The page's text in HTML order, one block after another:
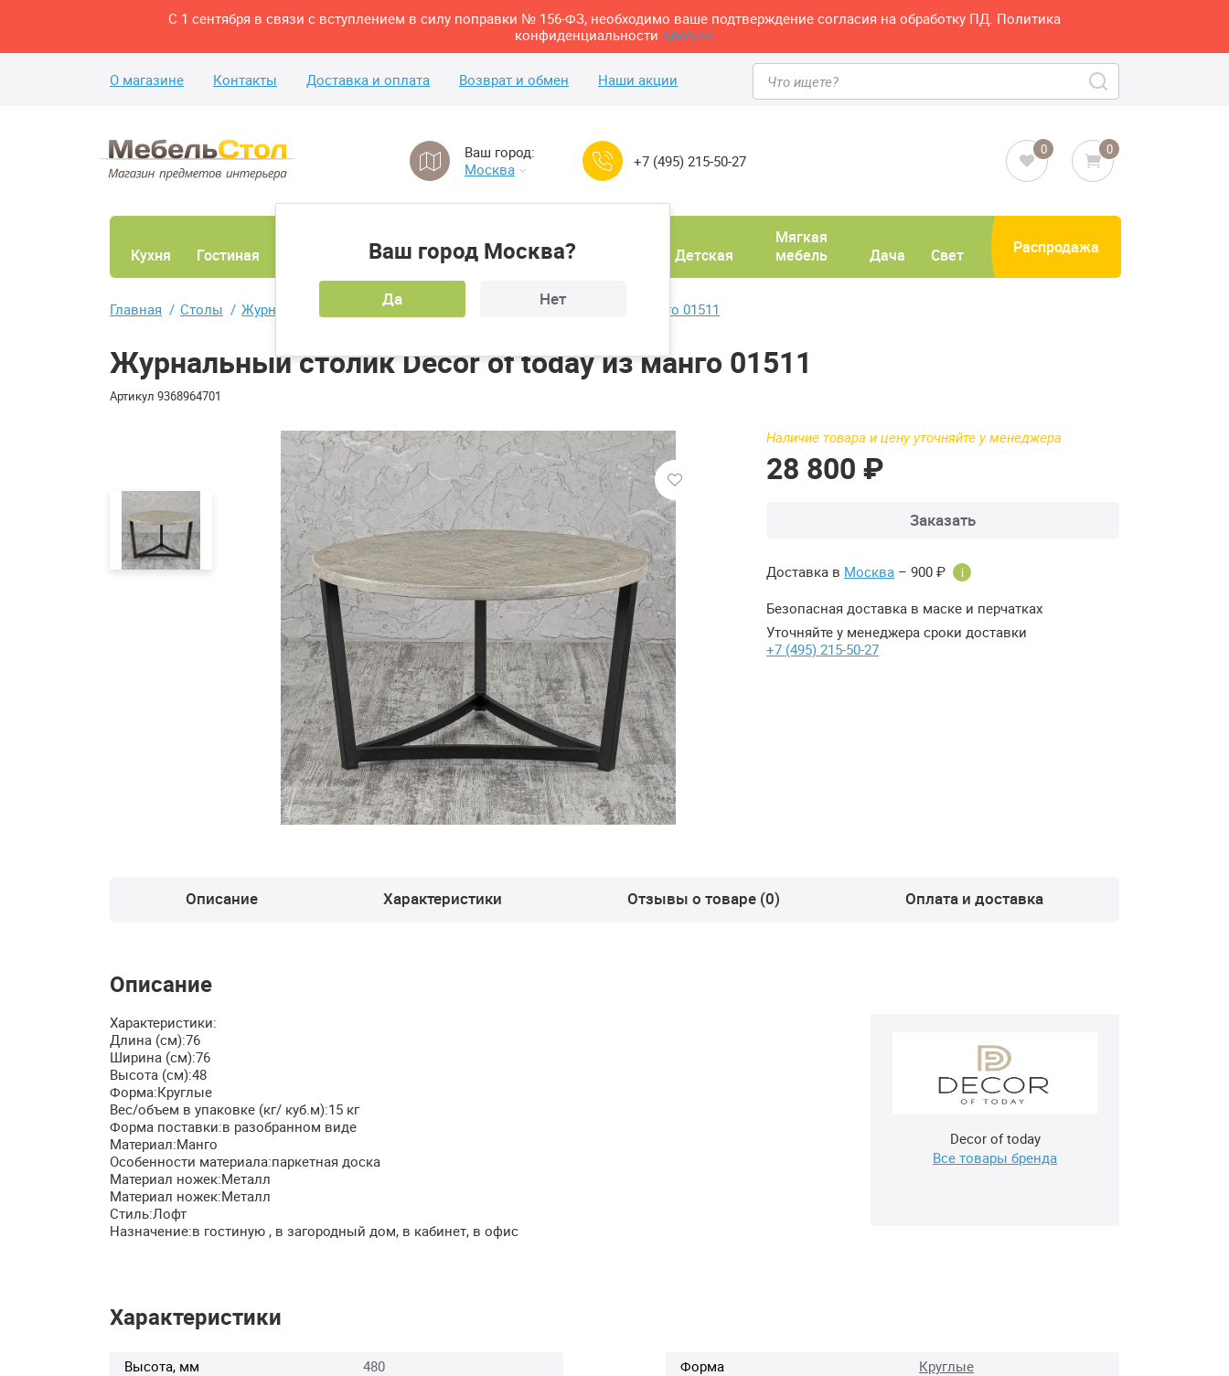
С 1 сентября в связи с вступлением в силу поправки № 156-ФЗ, необходимо ваше подтверждение согласия на обработку ПД. Политика
конфиденциальности здесь>>
О магазине Контакты Доставка и оплата Возврат и обмен Наши акции
Ваш город:
Москва
Ваш город Москва?
Да Нет
+7 (495) 215-50-27
0 0
Кухня Гостиная Спальня
кабинет
Детская
Мягкая
мебель
Дача Свет Распродажа
Главная Столы Журнальные столы Журнальный столик Decor of today из манго 01511
Журнальный столик Decor of today из манго 01511
Артикул 9368964701
Наличие товара и цену уточняйте у менеджера
28 800 ₽
Заказать
Доставка в Москва – 900 ₽ i
Безопасная доставка в маске и перчатках
Уточняйте у менеджера сроки доставки
+7 (495) 215-50-27
Описание Характеристики Отзывы о товаре (0) Оплата и доставка
Описание
Decor of today
Все товары бренда
Характеристики:
Длина (см):76
Ширина (см):76
Высота (см):48
Форма:Круглые
Вес/объем в упаковке (кг/ куб.м):15 кг
Форма поставки:в разобранном виде
Материал:Манго
Особенности материала:паркетная доска
Материал ножек:Металл
Материал ножек:Металл
Стиль:Лофт
Назначение:в гостиную , в загородный дом, в кабинет, в офис
Характеристики
Высота, мм
480
Форма
Круглые